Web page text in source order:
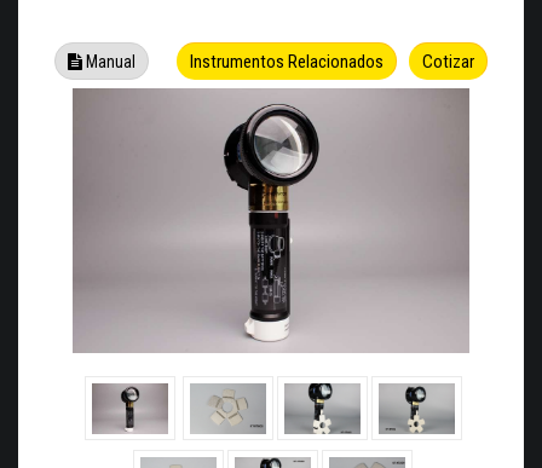
Cotizar
Instrumentos Relacionados
Manual